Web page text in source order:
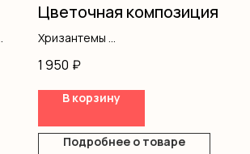
Цветочная композиция
Хризантемы
Сумочка
1 950 ₽
В корзину
Подробнее о товаре